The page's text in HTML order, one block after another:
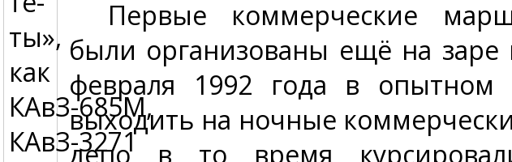
ты»,
как
КАвЗ-685М,
КАвЗ-3271
Первые коммерческие
были организованы ещё на заре
февраля 1992 года в опытном
выходить на ночные
депо в то время